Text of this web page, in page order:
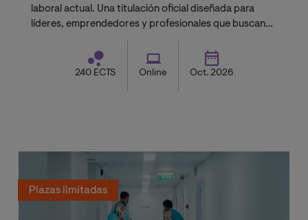
laboral actual. Una titulación oficial diseñada para
líderes, emprendedores y profesionales que buscan
validación académica.
240 ECTS Online Oct. 2026
Plazas limitadas